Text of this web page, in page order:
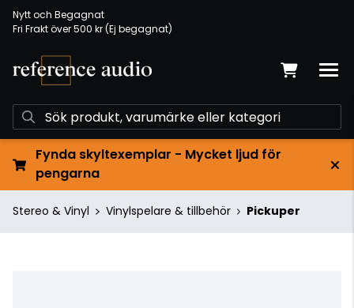
Nytt och Begagnat
Fri Frakt över 500 kr (Ej begagnat)
Fynda skyltexemplar - Mycket ljud för
pengarna
Stereo & Vinyl Vinylspelare & tillbehör Pickuper